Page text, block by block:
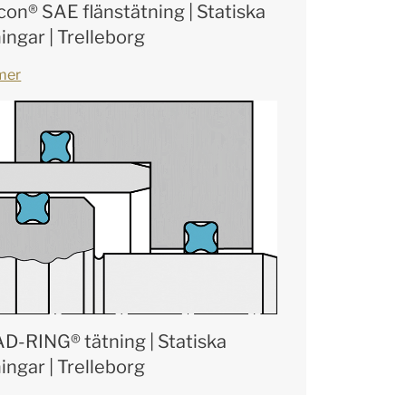
SAE flänstätning | Statiska
| Trelleborg
RING® tätning | Statiska
| Trelleborg